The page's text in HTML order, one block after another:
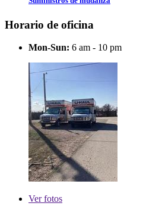
Horario de oficina
Mon-Sun: 6 am - 10 pm
Verfotos